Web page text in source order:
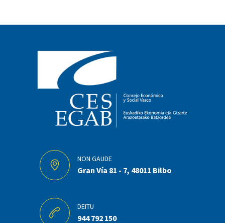
NON GAUDE
Gran Vía 81 - 7, 48011 Bilbo
DEITU
944 792 150